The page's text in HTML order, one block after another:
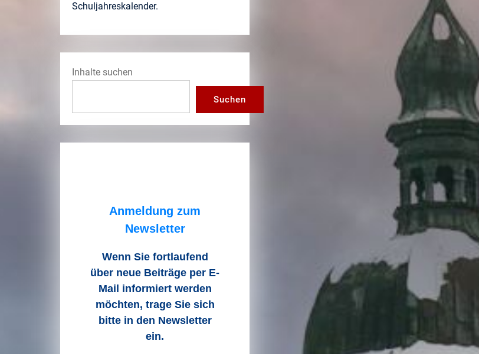
Schuljahreskalender.
Inhalte suchen
Suchen
Anmeldung zum
Newsletter
Wenn Sie fortlaufend
über neue Beiträge per E-
Mail informiert werden
möchten, trage Sie sich
bitte in den Newsletter
ein.